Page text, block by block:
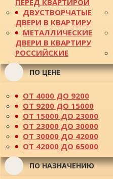
ДВУСТВОРЧАТЫЕ
ДВЕРИ В КВАРТИРУ
МЕТАЛЛИЧЕСКИЕ
ДВЕРИ В КВАРТИРУ
РОССИЙСКИЕ
ПО ЦЕНЕ
ОТ 4000 ДО 9200
ОТ 9200 ДО 15000
ОТ 15000 ДО 23000
ОТ 23000 ДО 30000
ОТ 30000 ДО 42000
ОТ 42000 ДО 65000
ПО НАЗНАЧЕНИЮ